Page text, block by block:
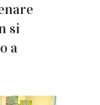
si
a